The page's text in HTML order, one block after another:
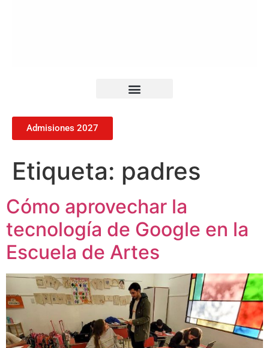
Admisiones 2027
Etiqueta: padres
Cómo aprovechar la
tecnología de Google en la
Escuela de Artes